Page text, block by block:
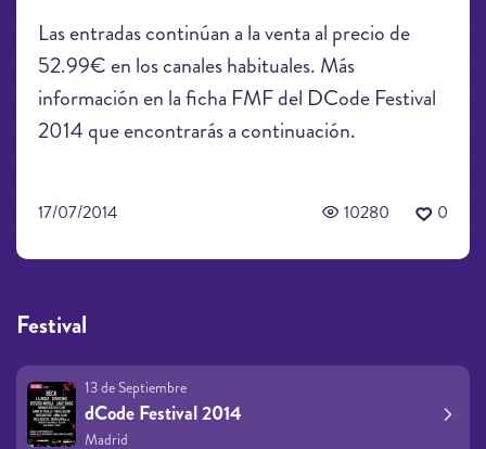
Las entradas continúan a la venta al precio de
52.99€ en los canales habituales. Más
información en la ficha FMF del DCode Festival
2014 que encontrarás a continuación.
17/07/2014 10280 0
Festival
13 de Septiembre
dCode Festival 2014
Madrid